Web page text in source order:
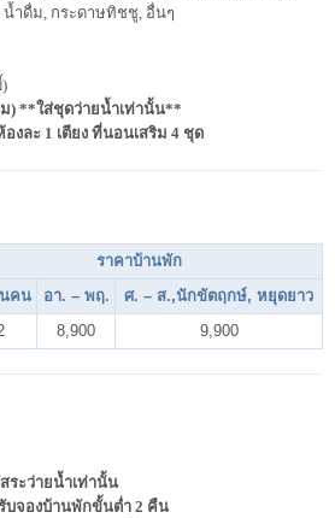
ำดื่ม, กระดาษทิชชู, อื่นๆ
) **ใส่ชุดว่ายน้ำเท่านั้น**
งละ 1 เตียง ที่นอนเสริม 4 ชุด
ราคาบ้านพัก
คน
อา. – พฤ.
ศ. – ส.,นักขัตฤกษ์, หยุดยาว
8,900 9,900
ระว่ายน้ำเท่านั้น
จองบ้านพักขั้นต่ำ 2 คืน